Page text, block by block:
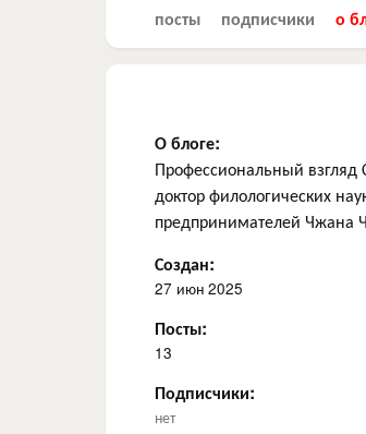
посты подписчики о
О блоге:
Профессиональный взгляд
доктор филологических
предпринимателей Чжана
Создан:
27 июн 2025
Посты:
13
Подписчики:
нет